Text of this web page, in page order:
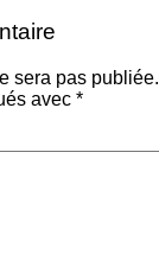
sera pas publiée.
avec *